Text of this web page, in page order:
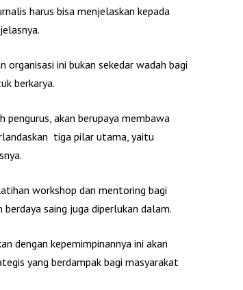
harus bisa menjelaskan kepada
organisasi ini bukan sekedar wadah bagi
berkarya.
pengurus, akan berupaya membawa
tiga pilar utama, yaitu
workshop dan mentoring bagi
saing juga diperlukan dalam.
dengan kepemimpinannya ini akan
yang berdampak bagi masyarakat